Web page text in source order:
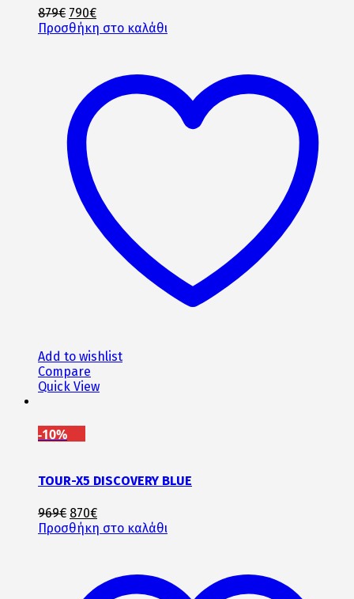
879€ Original
price
790€Η
τρέχουσα
790€.
Προσθήκη στο καλάθι
Add to wishlist
Compare
Quick View
-10%
TOUR-X5 DISCOVERY BLUE
969€ Original
price
870€Η
τρέχουσα
870€.
Προσθήκη στο καλάθι